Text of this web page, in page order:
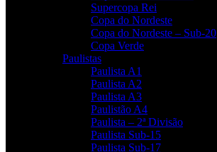
Supercopa Rei
Copa do Nordeste
Copa do Nordeste – Sub-20
Copa Verde
Paulistas
Paulista A1
Paulista A2
Paulista A3
Paulistão A4
Paulista – 2ª Divisão
Paulista Sub-15
Paulista Sub-17